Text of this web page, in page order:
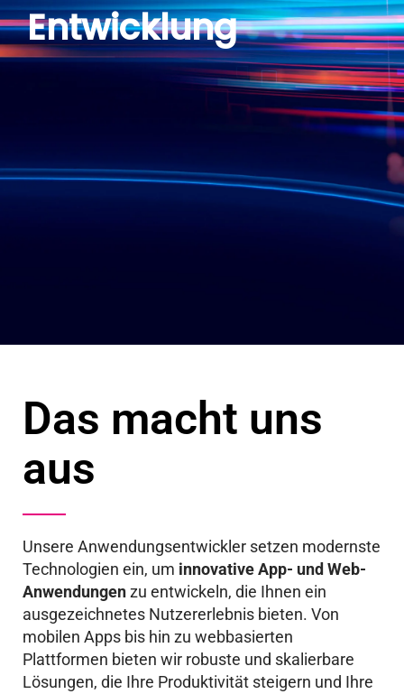
Entwicklung
Das macht uns
aus
Unsere Anwendungsentwickler setzen modernste
Technologien ein, um innovative App- und Web-
Anwendungenzu entwickeln, die Ihnen ein
ausgezeichnetes Nutzererlebnis bieten. Von
mobilen Apps bis hin zu webbasierten
Plattformen bieten wir robuste und skalierbare
Lösungen, die Ihre Produktivität steigern und Ihre